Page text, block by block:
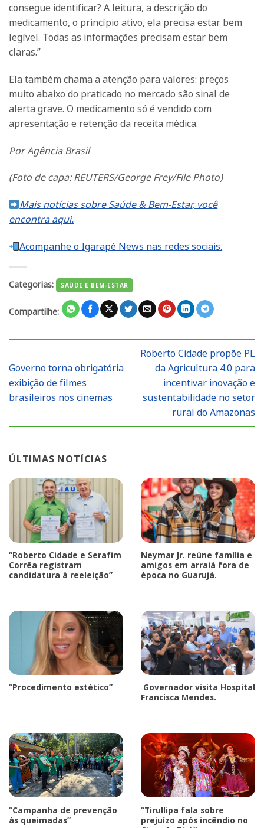
consegue identificar? A leitura, a descrição do
medicamento, o princípio ativo, ela precisa estar bem
legível. Todas as informações precisam estar bem
claras.”
Ela também chama a atenção para valores: preços
muito abaixo do praticado no mercado são sinal de
alerta grave. O medicamento só é vendido com
apresentação e retenção da receita médica.
Por Agência Brasil
(Foto de capa: REUTERS/George Frey/File Photo)
Mais notícias sobre Saúde & Bem-Estar, você
encontra aqui.
Acompanhe o Igarapé News nas redes sociais.
Categorias: SAÚDE E BEM-ESTAR
Compartilhe:
Governo torna obrigatória
exibição de filmes
brasileiros nos cinemas
Roberto Cidade propõe PL
da Agricultura 4.0 para
incentivar inovação e
sustentabilidade no setor
rural do Amazonas
ÚLTIMAS NOTÍCIAS
“Roberto Cidade e Serafim
Corrêa registram
candidatura à reeleição”
Neymar Jr. reúne família e
amigos em arraiá fora de
época no Guarujá.
“Procedimento estético”
Governador visita Hospital
Francisca Mendes.
“Campanha de prevenção
às queimadas”
“Tirullipa fala sobre
prejuízo após incêndio no